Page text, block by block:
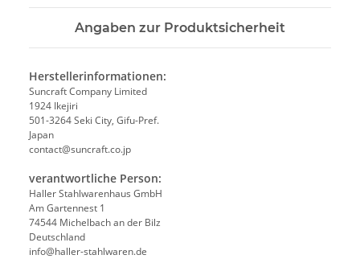
Angaben zur Produktsicherheit
Herstellerinformationen:
Suncraft Company Limited
1924 Ikejiri
501-3264 Seki City, Gifu-Pref.
Japan
contact@suncraft.co.jp
verantwortliche Person:
Haller Stahlwarenhaus GmbH
Am Gartennest 1
74544 Michelbach an der Bilz
Deutschland
info@haller-stahlwaren.de